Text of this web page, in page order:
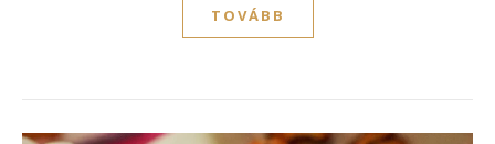
TOVÁBB